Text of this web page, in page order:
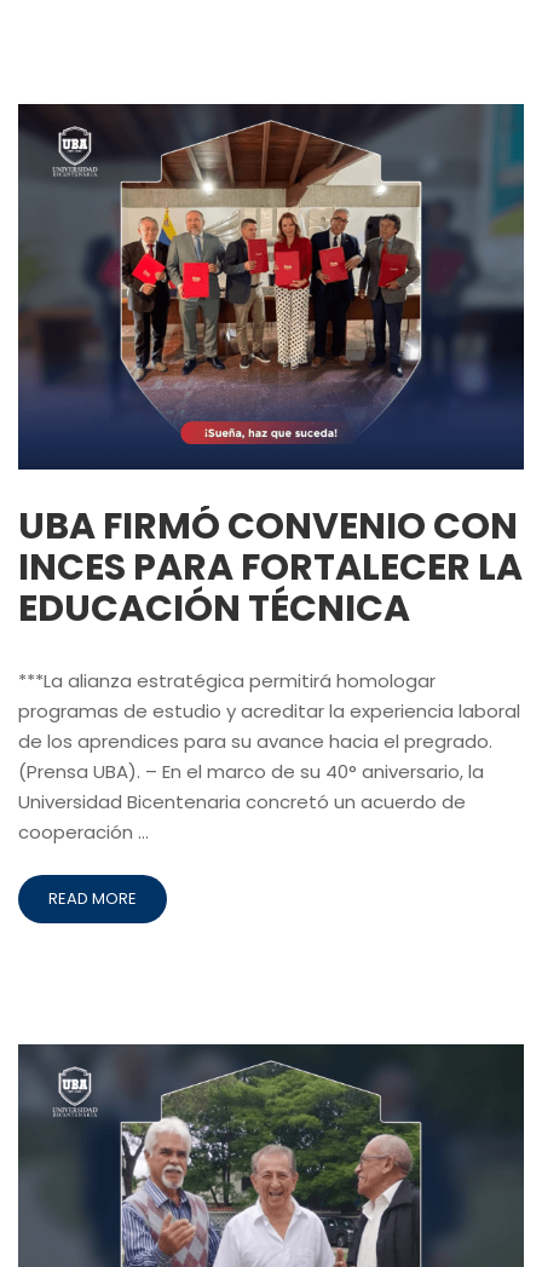
UBA FIRMÓ CONVENIO CON
INCES PARA FORTALECER LA
EDUCACIÓN TÉCNICA
***La alianza estratégica permitirá homologar
programas de estudio y acreditar la experiencia laboral
de los aprendices para su avance hacia el pregrado.
(Prensa UBA). – En el marco de su 40° aniversario, la
Universidad Bicentenaria concretó un acuerdo de
cooperación …
READ MORE